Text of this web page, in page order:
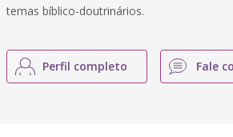
temas bíblico-doutrinários.
Perfil completo Fale